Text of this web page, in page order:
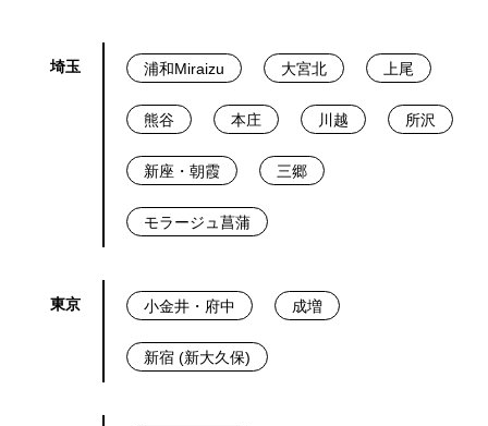
埼玉 浦和Miraizu 大宮北 上尾
熊谷 本庄 川越 所沢
新座・朝霞 三郷
モラージュ菖蒲
東京 小金井・府中 成増
新宿 (新大久保)